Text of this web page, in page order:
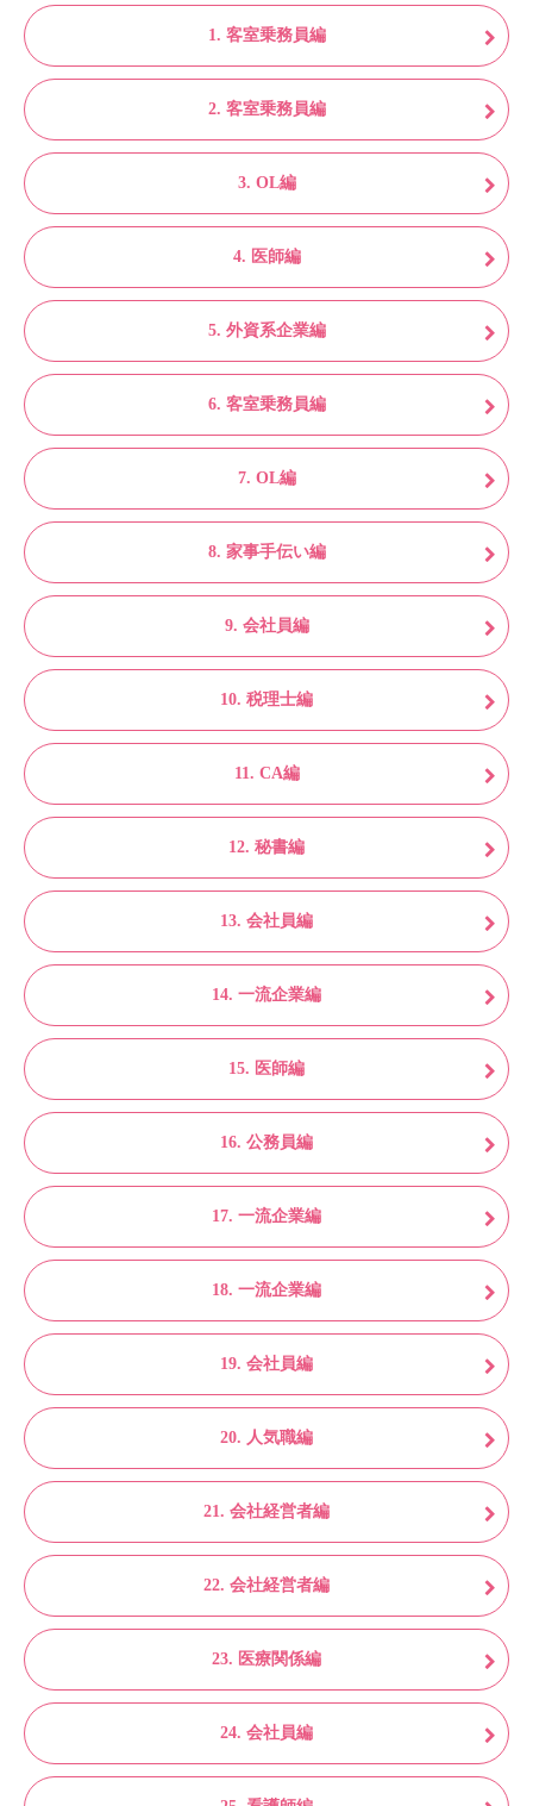
1. 客室乗務員編
2. 客室乗務員編
3. OL編
4. 医師編
5. 外資系企業編
6. 客室乗務員編
7. OL編
8. 家事手伝い編
9. 会社員編
10. 税理士編
11. CA編
12. 秘書編
13. 会社員編
14. 一流企業編
15. 医師編
16. 公務員編
17. 一流企業編
18. 一流企業編
19. 会社員編
20. 人気職編
21. 会社経営者編
22. 会社経営者編
23. 医療関係編
24. 会社員編